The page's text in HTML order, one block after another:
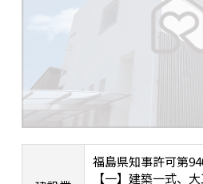
福島県知事許可第
【一】建築一式、